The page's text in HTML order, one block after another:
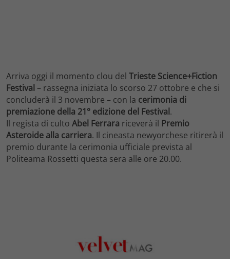
Arriva oggi il momento clou del Trieste Science+Fiction
Festival – rassegna iniziata lo scorso 27 ottobre e che si
concluderà il 3 novembre – con la cerimonia di
premiazione della 21° edizione del Festival.
Il regista di culto Abel Ferrara riceverà il Premio
Asteroide alla carriera. Il cineasta newyorchese ritirerà il
premio durante la cerimonia ufficiale prevista al
Politeama Rossetti questa sera alle ore 20.00.